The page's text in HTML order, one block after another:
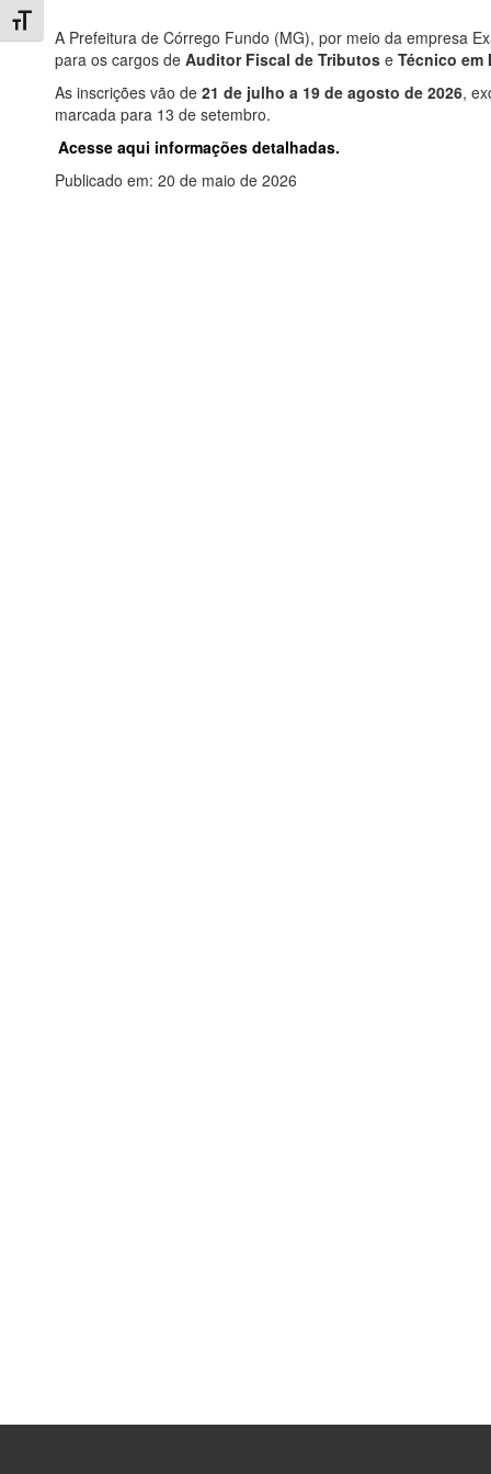
Toggle Font size
A Prefeitura de Córrego Fundo (MG), por meio da empresa
para os cargos de Auditor Fiscal de Tributos e Técnico em
As inscrições vão de 21 de julho a 19 de agosto de 2026,
marcada para 13 de setembro.
Acesse aqui informações detalhadas.
Publicado em: 20 de maio de 2026